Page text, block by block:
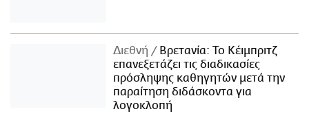
Διεθνή
Βρετανία: Το Κέιμπριτζ
επανεξετάζει τις διαδικασίες
πρόσληψης καθηγητών μετά την
παραίτηση διδάσκοντα για
λογοκλοπή